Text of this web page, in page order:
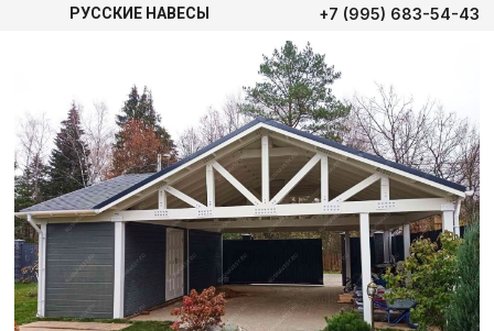
РУССКИЕ НАВЕСЫ +7 (995) 683-54-43